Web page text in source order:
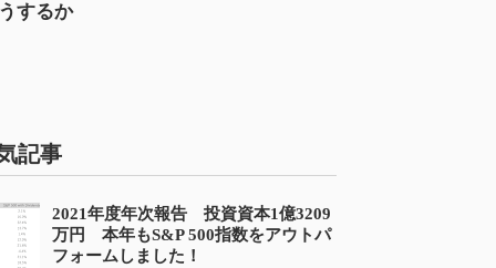
するか
記事
2021年度年次報告 投資資本1億3209
万円 本年もS&P 500指数をアウトパ
フォームしました！